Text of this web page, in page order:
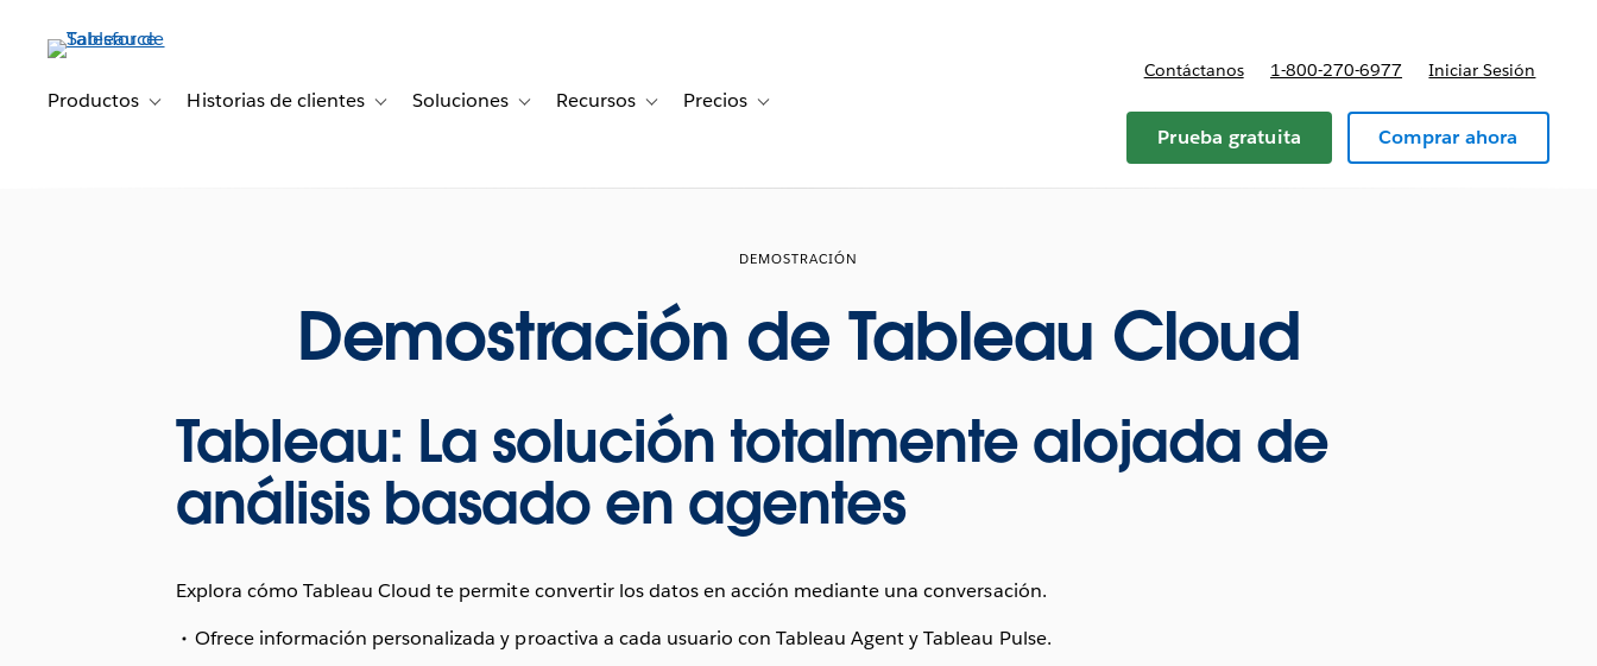
principalProductos Toggle sub-navigation for Productos
Historias de clientes Toggle sub-navigation for Historias de clientes
Soluciones Toggle sub-navigation for Soluciones
Recursos Toggle sub-navigation for Recursos
Precios Toggle sub-navigation for Precios
Contáctanos 1-800-270-6977 Iniciar Sesión
Prueba gratuita Comprar ahora
DEMOSTRACIÓN
Demostración de Tableau Cloud
Tableau: La solución totalmente alojada de
análisis basado en agentes
Explora cómo Tableau Cloud te permite convertir los datos en acción mediante una conversación.
Ofrece información personalizada y proactiva a cada usuario con Tableau Agent y Tableau Pulse.